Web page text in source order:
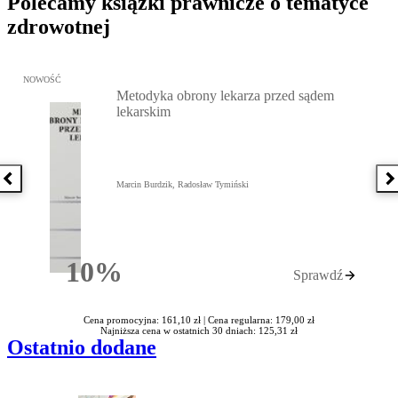
zdrowotnej
Poprzednia książka
Przejdź do: Metodyka obrony lekarza przed sądem lekarskim,
NOWOŚĆ
10%Rabatu
Metodyka obrony lekarza przed sądem
lekarskim
Marcin Burdzik, Radosław Tymiński
Sprawdź
Cena promocyjna: 161,10 zł | Cena regularna: 179,00 zł
Najniższa cena w ostatnich 30 dniach: 125,31 zł
Ostatnio dodane